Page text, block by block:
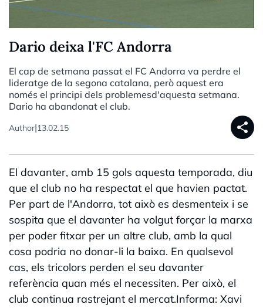
Dario deixa l'FC Andorra
El cap de setmana passat el FC Andorra va perdre el
lideratge de la segona catalana, però aquest era
només el principi dels problemesd'aquesta setmana.
Dario ha abandonat el club.
Author|13.02.15 share
El davanter, amb 15 gols aquesta temporada, diu
que el club no ha respectat el que havien pactat.
Per part de l'Andorra, tot això es desmenteix i se
sospita que el davanter ha volgut forçar la marxa
per poder fitxar per un altre club, amb la qual
cosa podria no donar-li la baixa. En qualsevol
cas, els tricolors perden el seu davanter
referència quan més el necessiten. Per això, el
club continua rastrejant el mercat.Informa: Xavi